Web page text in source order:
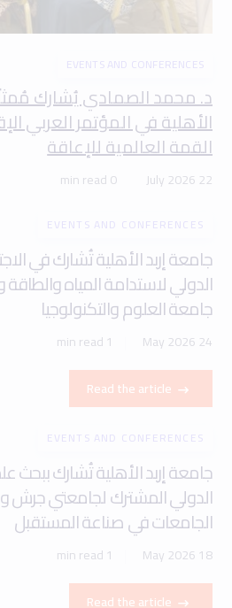
EVENTS AND CONFERENCES
د. محمد الصمادي يُشارك
الأهلية في المؤتمر العربي
القمة العالمية للإعاقة
22 July 2026
0 min read
EVENTS AND CONFERENCES
جامعة إربد الأهلية تُشارك في
الدولي لاستدامة المياه والطاقة
جامعة العلوم والتكنولوجيا
24 May 2026
1 min read
Read the article
EVENTS AND CONFERENCES
جامعة إربد الأهلية تُشارك ببحث
الدولي المشترك لجامعتي
الجامعات في صناعة المستقبل
18 May 2026
1 min read
Read the article